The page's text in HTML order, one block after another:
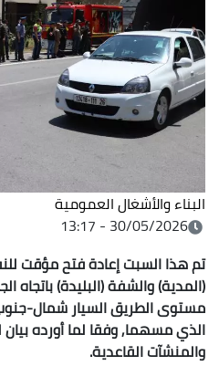
البناء والأشغال العمومية
30/05/2026 - 13:17
تم هذا السبت إعادة فتح مؤقت
(المدية) والشفة (البليدة) باتجاه
مستوى الطريق السيار شمال-
الذي مسهما, وفقا لما أورده بيان
والمنشآت القاعدية.